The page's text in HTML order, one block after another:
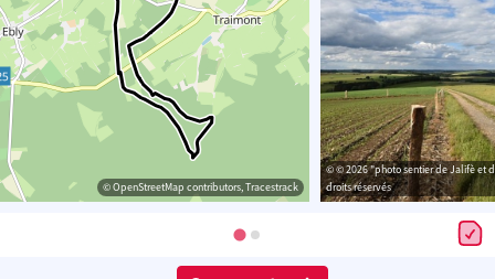
© OpenStreetMap contributors, Tracestrack
© © 2026 "photo sentier de Jalifè et
droits réservés